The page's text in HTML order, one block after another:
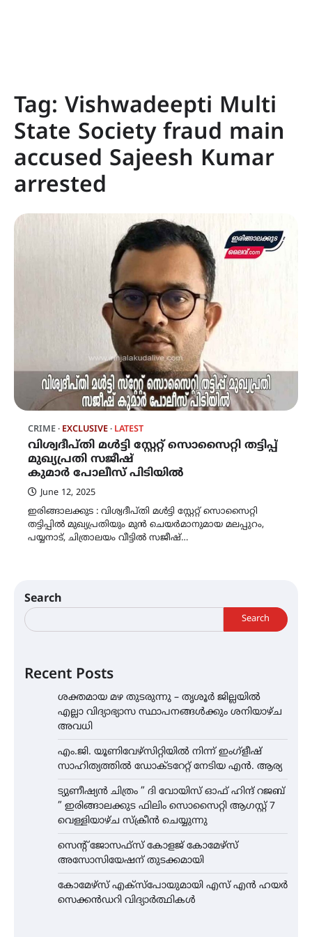
Tag: Vishwadeepti Multi
State Society fraud main
accused Sajeesh Kumar
arrested
CRIME EXCLUSIVE LATEST
വിശ്വദീപ്തി മൾട്ടി സ്റ്റേറ്റ് സൊസൈറ്റി തട്ടിപ്പ്
മുഖ്യപ്രതി സജീഷ്
കുമാർ പോലീസ് പിടിയിൽ
June 12, 2025
ഇരിങ്ങാലക്കുട : വിശ്വദീപ്തി മൾട്ടി സ്റ്റേറ്റ് സൊസൈറ്റി
തട്ടിപ്പിൽ മുഖ്യപ്രതിയും മുൻ ചെയർമാനുമായ മലപ്പുറം,
പയ്യനാട്, ചിത്രാലയം വീട്ടിൽ സജീഷ്…
Search
Search
Recent Posts
ശക്തമായ മഴ തുടരുന്നു – തൃശൂർ ജില്ലയിൽ
എല്ലാ വിദ്യാഭ്യാസ സ്ഥാപനങ്ങൾക്കും ശനിയാഴ്ച
അവധി
എം.ജി. യൂണിവേഴ്‌സിറ്റിയിൽ നിന്ന് ഇംഗ്ളീഷ്
സാഹിത്യത്തിൽ ഡോക്ടറേറ്റ് നേടിയ എൻ. ആര്യ
ട്യുണീഷ്യൻ ചിത്രം ” ദി വോയിസ് ഓഫ് ഹിന്ദ് റജബ്
” ഇരിങ്ങാലക്കുട ഫിലിം സൊസൈറ്റി ആഗസ്റ്റ് 7
വെള്ളിയാഴ്ച സ്‌ക്രീൻ ചെയ്യുന്നു
സെന്റ് ജോസഫ്സ് കോളജ് കോമേഴ്‌സ്
അസോസിയേഷന് തുടക്കമായി
കോമേഴ്സ് എക്സ്പോയുമായി എസ് എൻ ഹയർ
സെക്കൻഡറി വിദ്യാർത്ഥികൾ